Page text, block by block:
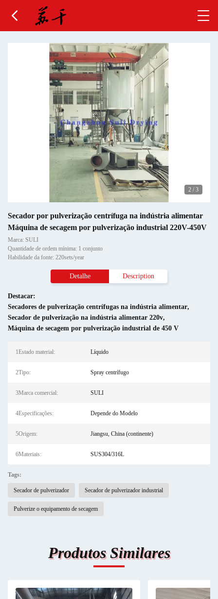
2 / 3
Secador por pulverização centrífuga na indústria alimentar
Máquina de secagem por pulverização industrial 220V-450V
Marca: SULI
Quantidade de ordem mínima: 1 conjunto
Habilidade da fonte: 220sets/year
Detalhe Description
Destacar:
Secadores de pulverização centrífugas na indústria alimentar,
Secador de pulverização na indústria alimentar 220v,
Máquina de secagem por pulverização industrial de 450 V
1Estado material: Líquido
2Tipo: Spray centrífugo
3Marca comercial: SULI
4Especificações: Depende do Modelo
5Origem: Jiangsu, China (continente)
6Materiais: SUS304/316L
Tags:
Secador de pulverizador Secador de pulverizador industrial
Pulverize o equipamento de secagem
Produtos Similares